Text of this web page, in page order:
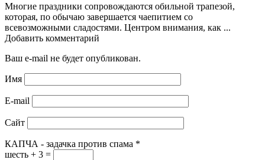
Многие праздники сопровождаются обильной трапезой,
которая, по обычаю завершается чаепитием со
всевозможными сладостями. Центром внимания, как ...
Добавить комментарий
Ваш e-mail не будет опубликован.
Имя
E-mail
Сайт
КАПЧА - задачка против спама *
шесть + 3 =